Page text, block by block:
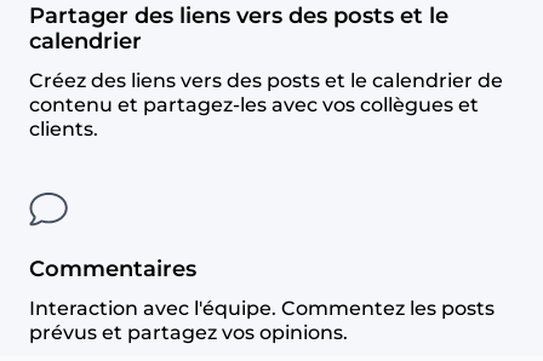
Partager des liens vers des posts et le
calendrier
Créez des liens vers des posts et le calendrier de
contenu et partagez-les avec vos collègues et
clients.
Commentaires
Interaction avec l'équipe. Commentez les posts
prévus et partagez vos opinions.